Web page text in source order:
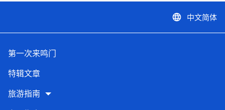
language 中文简体
第一次来鸣门
特辑文章
旅游指南